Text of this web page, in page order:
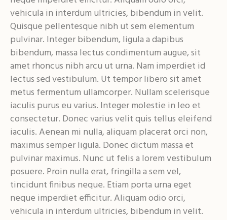
vehicula in interdum ultricies, bibendum in velit.
Quisque pellentesque nibh ut sem elementum
pulvinar. Integer bibendum, ligula a dapibus
bibendum, massa lectus condimentum augue, sit
amet rhoncus nibh arcu ut urna. Nam imperdiet id
lectus sed vestibulum. Ut tempor libero sit amet
metus fermentum ullamcorper. Nullam scelerisque
iaculis purus eu varius. Integer molestie in leo et
consectetur. Donec varius velit quis tellus eleifend
iaculis. Aenean mi nulla, aliquam placerat orci non,
maximus semper ligula. Donec dictum massa et
pulvinar maximus. Nunc ut felis a lorem vestibulum
posuere. Proin nulla erat, fringilla a sem vel,
tincidunt finibus neque. Etiam porta urna eget
neque imperdiet efficitur. Aliquam odio orci,
vehicula in interdum ultricies, bibendum in velit.